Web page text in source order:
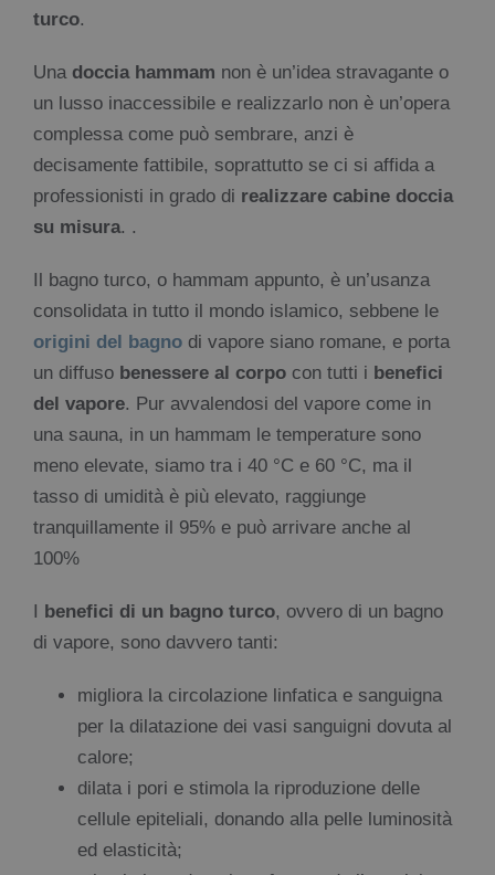
turco.
Una doccia hammam non è un’idea stravagante o
un lusso inaccessibile e realizzarlo non è un’opera
complessa come può sembrare, anzi è
decisamente fattibile, soprattutto se ci si affida a
professionisti in grado di realizzare cabine doccia
su misura. .
Il bagno turco, o hammam appunto, è un’usanza
consolidata in tutto il mondo islamico, sebbene le
origini del bagno di vapore siano romane, e porta
un diffuso benessere al corpo con tutti i benefici
del vapore. Pur avvalendosi del vapore come in
una sauna, in un hammam le temperature sono
meno elevate, siamo tra i 40 °C e 60 °C, ma il
tasso di umidità è più elevato, raggiunge
tranquillamente il 95% e può arrivare anche al
100%
I benefici di un bagno turco, ovvero di un bagno
di vapore, sono davvero tanti:
migliora la circolazione linfatica e sanguigna
per la dilatazione dei vasi sanguigni dovuta al
calore;
dilata i pori e stimola la riproduzione delle
cellule epiteliali, donando alla pelle luminosità
ed elasticità;